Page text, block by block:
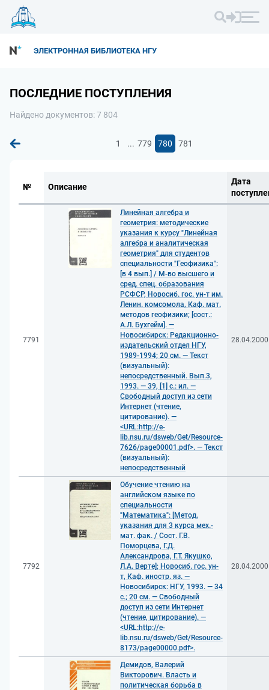
ЭЛЕКТРОННАЯ БИБЛИОТЕКА НГУ
ПОСЛЕДНИЕ ПОСТУПЛЕНИЯ
Найдено документов: 7 804
1 ... 779 780 781
№ Описание
Дата
7791
Линейная алгебра и
геометрия: методические
указания к курсу "Линейная
алгебра и аналитическая
геометрия" для студентов
специальности "Геофизика":
[в 4 вып.] / М-во высшего и
сред. спец. образования
РСФСР, Новосиб. гос. ун-т им.
Ленин. комсомола, Каф. мат.
методов геофизики; [сост.:
А.Л. Бухгейм]. —
Новосибирск: Редакционно-
издательский отдел НГУ,
1989-1994; 20 см. — Текст
(визуальный):
непосредственный. Вып.3,
1993. — 39, [1] с.: ил. —
Свободный доступ из сети
Интернет (чтение,
цитирование). —
<URL:http://e-
lib.nsu.ru/dsweb/Get/Resource-
7626/page00001.pdf>. — Текст
(визуальный):
непосредственный
28.04.2000
7792
Обучение чтению на
английском языке по
специальности
"Математика": [Метод.
указания для 3 курса мех.-
мат. фак. / Сост. Г.В.
Поморцева, Г.Д.
Александрова, Г.Т. Якушко,
Л.А. Верте]; Новосиб. гос. ун-
т, Каф. иностр. яз. —
Новосибирск: НГУ, 1993. — 34
с.; 20 см. — Свободный
доступ из сети Интернет
(чтение, цитирование). —
<URL:http://e-
lib.nsu.ru/dsweb/Get/Resource-
8173/page00000.pdf>.
28.04.2000
Демидов, Валерий
Викторович. Власть и
политическая борьба в